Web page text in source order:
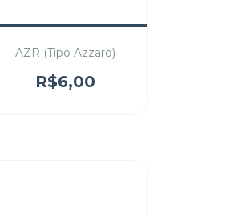
AZR (Tipo Azzaro)
R$6,00